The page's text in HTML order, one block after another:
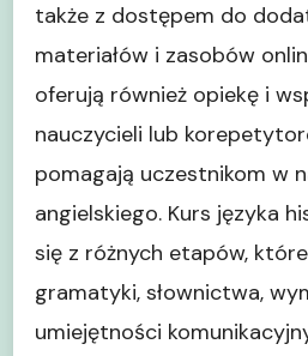
także z dostępem do
materiałów i zasobów
oferują również opiekę i
nauczycieli lub
pomagają uczestnikom w
angielskiego. Kurs języka
się z różnych etapów,
gramatyki, słownictwa,
umiejętności